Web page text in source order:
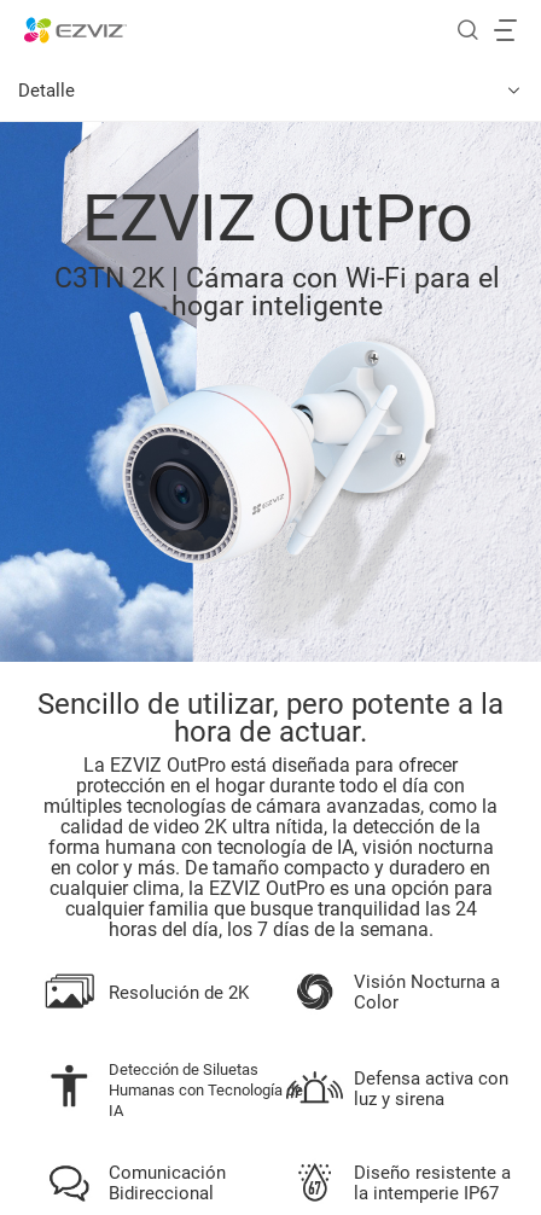
Detalle
EZVIZ OutPro
C3TN 2K | Cámara con Wi-Fi para el
hogar inteligente
Sencillo de utilizar, pero potente a la
hora de actuar.
La EZVIZ OutPro está diseñada para ofrecer
protección en el hogar durante todo el día con
múltiples tecnologías de cámara avanzadas, como la
calidad de video 2K ultra nítida, la detección de la
forma humana con tecnología de IA, visión nocturna
en color y más. De tamaño compacto y duradero en
cualquier clima, la EZVIZ OutPro es una opción para
cualquier familia que busque tranquilidad las 24
horas del día, los 7 días de la semana.
Resolución de 2K
Visión Nocturna a
Color
Detección de Siluetas
Humanas con Tecnología de
IA
Defensa activa con
luz y sirena
Comunicación
Bidireccional
Diseño resistente a
la intemperie IP67